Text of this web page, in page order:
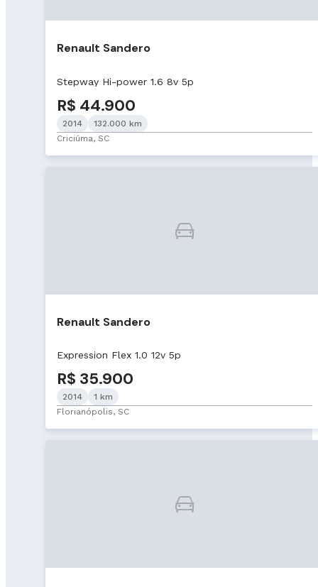
Renault Sandero
Stepway Hi-power 1.6 8v 5p
R$ 44.900
2014
132.000 km
Criciúma, SC
Renault Sandero
Expression Flex 1.0 12v 5p
R$ 35.900
2014
1 km
Florianópolis, SC